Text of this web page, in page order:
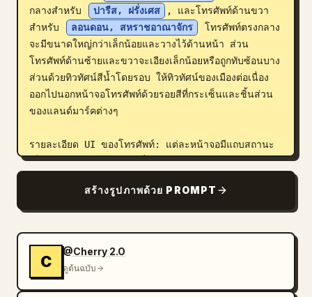
กลางสำหรับ
ปารีส, ฝรั่งเศส
, และโทรศัพท์ด้านขวา
สำหรับ
ลอนดอน, สหราชอาณาจักร
โทรศัพท์ตรงกลาง
จะมีขนาดใหญ่กว่าเล็กน้อยและวางไว้ด้านหน้า ส่วน
โทรศัพท์ด้านซ้ายและขวาจะเอียงเล็กน้อยหรือถูกทับซ้อนบาง
ส่วนด้วยทิวทัศน์สีน้ำโดยรอบ ให้ทิวทัศน์ของเมืองต่อเนื่อง
ออกไปนอกหน้าจอโทรศัพท์ด้วยรอยสีที่กระเซ็นและชิ้นส่วน
ของแลนด์มาร์คต่างๆ
รายละเอียด UI ของโทรศัพท์: แต่ละหน้าจอมีแถบสถานะ
เล็กๆ แสดงเวลา 19:41 ที่มุมซ้ายบน ไอคอนกล้องขนาด
ไอคอนการแจ้งเตือน/เมนูขนาดเล็กใกล้กับมุมขวาบน รักษา
UI ให้ดูเรียบง่ายและหรูหรา เหมือนกับแอปสตอรี่ท่องเที่ยว
ฉากและจำนวนตัวละคร: รวมนักท่องเที่ยวหญิง 3 คน โดย
มี 1 คนต่อ 1 หน้าจอ นักท่องเที่ยวคนซ้าย: ชุดสตรีทแวร์
ลำลองพร้อมแจ็คเก็ตหนังสีดำ เสื้อยืดกราฟิก กางเกงยีนส์
สร้างรูปภาพด้วย PROMPT
C
@Cherry 2.O
ดูต้นฉบับ